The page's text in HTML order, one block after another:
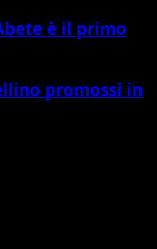
è il primo
promossi in